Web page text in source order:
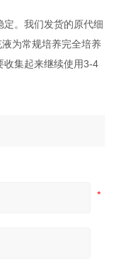
定。我们发货的原代细
为常规培养完全培养
收集起来继续使用3-4